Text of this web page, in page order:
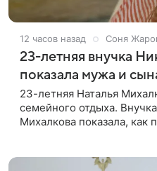
12 часов назад Соня
23-летняя внучка
показала мужа и
23-летняя Наталья
семейного отдыха.
Михалкова показала,